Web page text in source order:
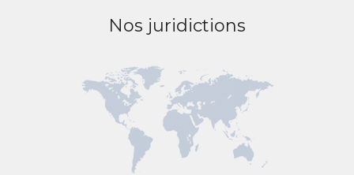
Nos juridictions